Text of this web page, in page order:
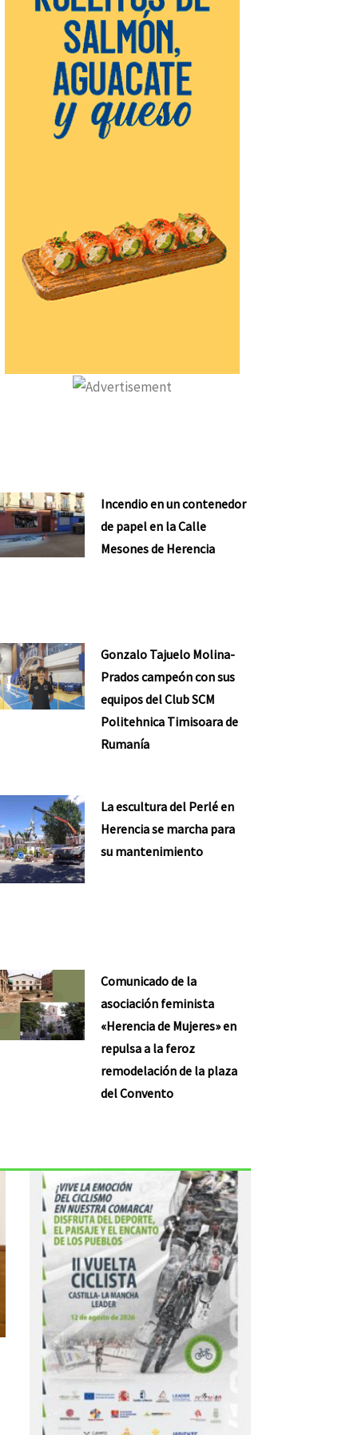
Incendio en un contenedor
de papel en la Calle
Mesones de Herencia
Gonzalo Tajuelo Molina-
Prados campeón con sus
equipos del Club SCM
Politehnica Timisoara de
Rumanía
La escultura del Perlé en
Herencia se marcha para
su mantenimiento
Comunicado de la
asociación feminista
«Herencia de Mujeres» en
repulsa a la feroz
remodelación de la plaza
del Convento